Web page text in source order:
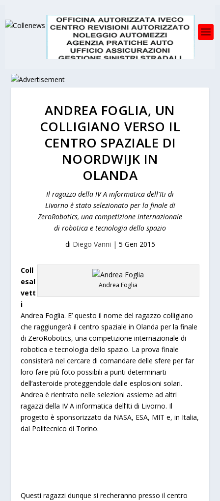
ANDREA FOGLIA, UN
COLLIGIANO VERSO IL
CENTRO SPAZIALE DI
NOORDWIJK IN
OLANDA
Il ragazzo della IV A informatica dell'Iti di
Livorno è stato selezionato per la finale di
ZeroRobotics, una competizione internazionale
di robotica e tecnologia dello spazio
di Diego Vanni | 5 Gen 2015
Andrea Foglia
Coll
esal
vett
i
Andrea Foglia. E’ questo il nome del ragazzo colligiano
che raggiungerà il centro spaziale in Olanda per la finale
di ZeroRobotics, una competizione internazionale di
robotica e tecnologia dello spazio. La prova finale
consisterà nel cercare di comandare delle sfere per far
loro fare più foto possibili a punti determinarti
dell’asteroide proteggendole dalle esplosioni solari.
Andrea è rientrato nelle selezioni assieme ad altri
ragazzi della IV A informatica dell’Iti di Livorno. Il
progetto è sponsorizzato da NASA, ESA, MIT e, in Italia,
dal Politecnico di Torino.
Questi ragazzi dunque si recheranno presso il centro